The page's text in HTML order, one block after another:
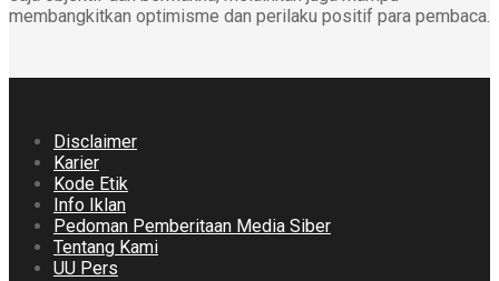
membangkitkan optimisme dan perilaku positif para pembaca.
Disclaimer
Karier
Kode Etik
Info Iklan
Pedoman Pemberitaan Media Siber
Tentang Kami
UU Pers